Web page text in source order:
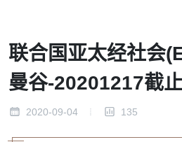
联合国亚太经社会
曼谷-20201217截
2020-09-04 135